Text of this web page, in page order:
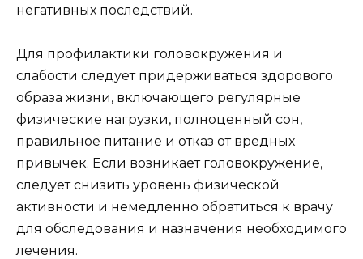
негативных последствий.
Для профилактики головокружения и
слабости следует придерживаться здорового
образа жизни, включающего регулярные
физические нагрузки, полноценный сон,
правильное питание и отказ от вредных
привычек. Если возникает головокружение,
следует снизить уровень физической
активности и немедленно обратиться к врачу
для обследования и назначения необходимого
лечения.